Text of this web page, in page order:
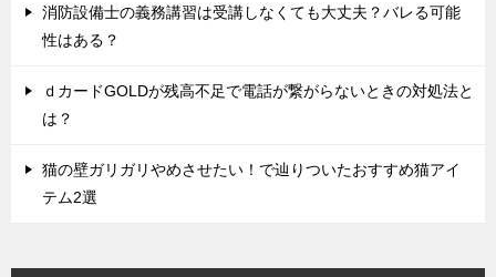
消防設備士の義務講習は受講しなくても大丈夫？バレる可能
性はある？
ｄカードGOLDが残高不足で電話が繋がらないときの対処法と
は？
猫の壁ガリガリやめさせたい！で辿りついたおすすめ猫アイ
テム2選